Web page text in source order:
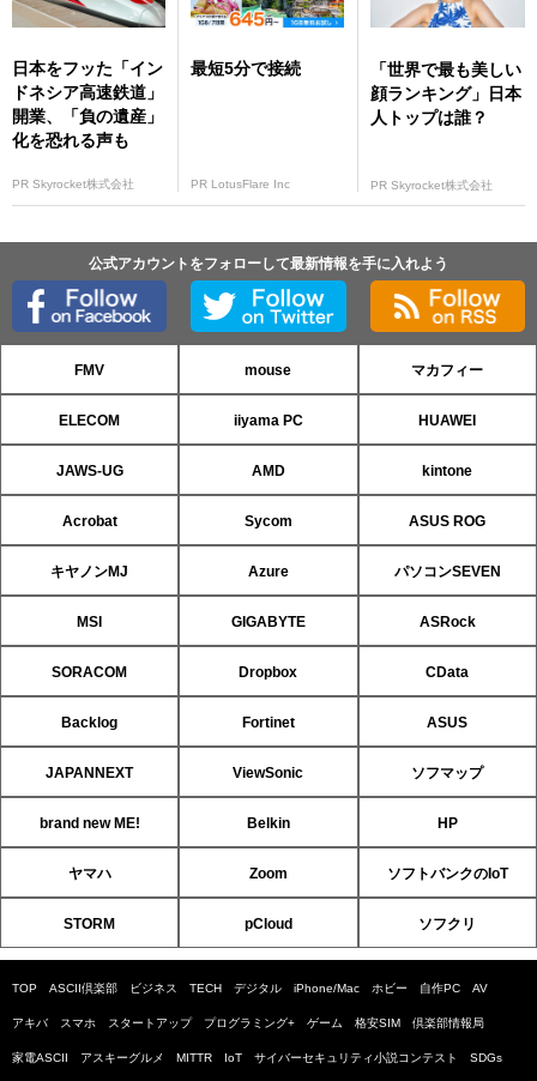
日本をフッた「イン
ドネシア高速鉄道」
開業、「負の遺産」
化を恐れる声も
PR Skyrocket株式会社
最短5分で接続
PR LotusFlare Inc
「世界で最も美しい
顔ランキング」日本
人トップは誰？
PR Skyrocket株式会社
公式アカウントをフォローして最新情報を手に入れよう
FMV mouse マカフィー
ELECOM iiyama PC HUAWEI
JAWS-UG AMD kintone
Acrobat Sycom ASUS ROG
キヤノンMJ Azure パソコンSEVEN
MSI GIGABYTE ASRock
SORACOM Dropbox CData
Backlog Fortinet ASUS
JAPANNEXT ViewSonic ソフマップ
brand new ME! Belkin HP
ヤマハ Zoom ソフトバンクのIoT
STORM pCloud ソフクリ
TOP ASCII倶楽部 ビジネス TECH デジタル iPhone/Mac ホビー 自作PC AV
アキバ スマホ スタートアップ プログラミング+ ゲーム 格安SIM 倶楽部情報局
家電ASCII アスキーグルメ MITTR IoT サイバーセキュリティ小説コンテスト SDGs